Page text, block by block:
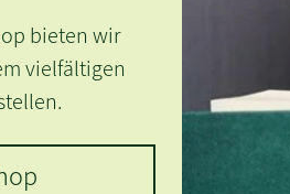
wir